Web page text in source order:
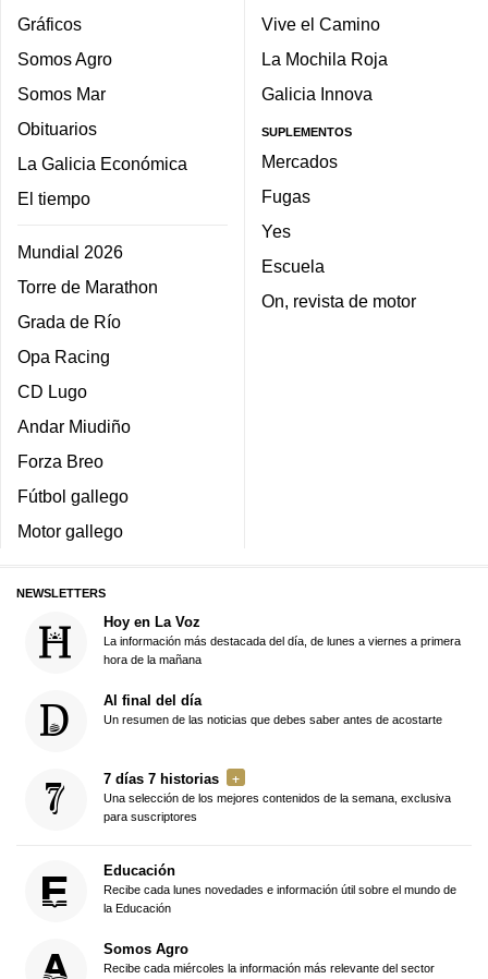
Gráficos
Somos Agro
Somos Mar
Obituarios
La Galicia Económica
El tiempo
Mundial 2026
Torre de Marathon
Grada de Río
Opa Racing
CD Lugo
Andar Miudiño
Forza Breo
Fútbol gallego
Motor gallego
Vive el Camino
La Mochila Roja
Galicia Innova
SUPLEMENTOS
Mercados
Fugas
Yes
Escuela
On, revista de motor
NEWSLETTERS
Hoy en La Voz
La información más destacada del día, de lunes a viernes a primera
hora de la mañana
Al final del día
Un resumen de las noticias que debes saber antes de acostarte
7 días 7 historias
Una selección de los mejores contenidos de la semana, exclusiva
para suscriptores
Educación
Recibe cada lunes novedades e información útil sobre el mundo de
la Educación
Somos Agro
Recibe cada miércoles la información más relevante del sector